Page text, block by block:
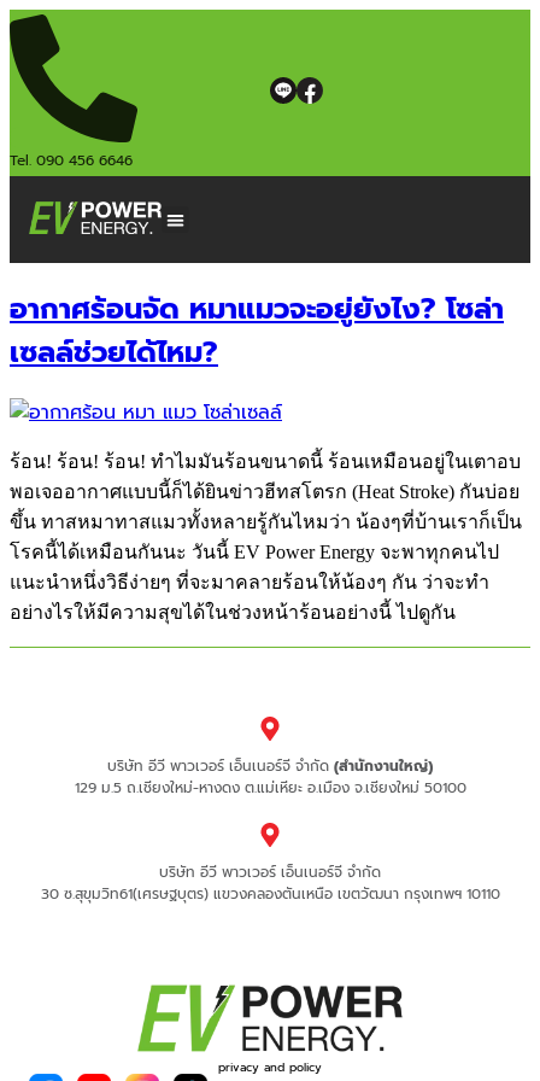
Tel. 090 456 6646
อากาศร้อนจัด หมาแมวจะอยู่ยังไง? โซล่า
เซลล์ช่วยได้ไหม?
ร้อน! ร้อน! ร้อน! ทำไมมันร้อนขนาดนี้ ร้อนเหมือนอยู่ในเตาอบ
พอเจออากาศแบบนี้ก็ได้ยินข่าวฮีทสโตรก (Heat Stroke) กันบ่อย
ขึ้น ทาสหมาทาสแมวทั้งหลายรู้กันไหมว่า น้องๆที่บ้านเราก็เป็น
โรคนี้ได้เหมือนกันนะ วันนี้ EV Power Energy จะพาทุกคนไป
แนะนำหนึ่งวิธีง่ายๆ ที่จะมาคลายร้อนให้น้องๆ กัน ว่าจะทำ
อย่างไรให้มีความสุขได้ในช่วงหน้าร้อนอย่างนี้ ไปดูกัน
บริษัท อีวี พาวเวอร์ เอ็นเนอร์จี จำกัด (สำนักงานใหญ่)
129 ม.5 ถ.เชียงใหม่-หางดง ต.แม่เหียะ อ.เมือง จ.เชียงใหม่ 50100
บริษัท อีวี พาวเวอร์ เอ็นเนอร์จี จำกัด
30 ซ.สุขุมวิท61(เศรษฐบุตร) แขวงคลองตันเหนือ เขตวัฒนา กรุงเทพฯ 10110
privacy and policy